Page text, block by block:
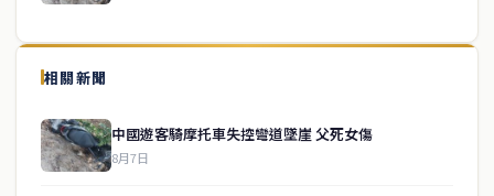
相關新聞
中國遊客騎摩托車失控彎道墜崖 父死女傷
8月7日
泰國中文新聞（TCN）是一家總部設於曼谷的中文新聞媒體，致力於
報導泰國當地政治、經濟、華人社群與社會時事，為在泰華人讀者提
service@thaichinesenews.com ↑ 回到頂端